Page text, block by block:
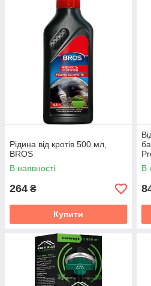
Рідина від кротів 500 мл,
BROS
В наявності
264 ₴
Купити
В